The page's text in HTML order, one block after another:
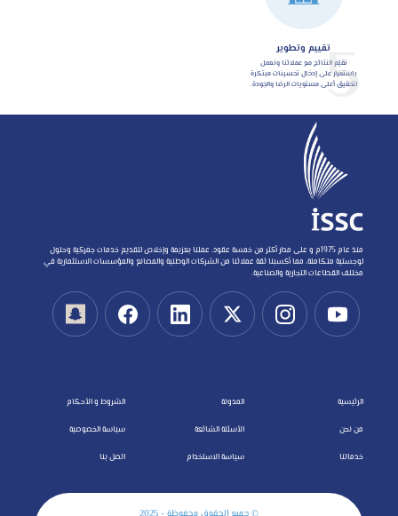
5تقييم وتطوير
نقيّم النتائج مع عملائنا ونعمل
باستمرار على إدخال تحسينات مبتكرة
لتحقيق أعلى مستويات الرضا والجودة.
منذ عام 1975م و على مدار أكثر من خمسة عقود، عملنا بعزيمة وإخلاص لتقديم خدمات جمركية وحلول
لوجستية متكاملة، مما أكسبنا ثقة عملائنا من الشركات الوطنية والمصانع والمؤسسات الاستثمارية في
مختلف القطاعات التجارية والصناعية.
الرئيسية
من نحن
خدماتنا
المدونة
الأسئلة الشائعة
سياسة الاستخدام
الشروط و الأحكام
سياسة الخصوصية
اتصل بنا